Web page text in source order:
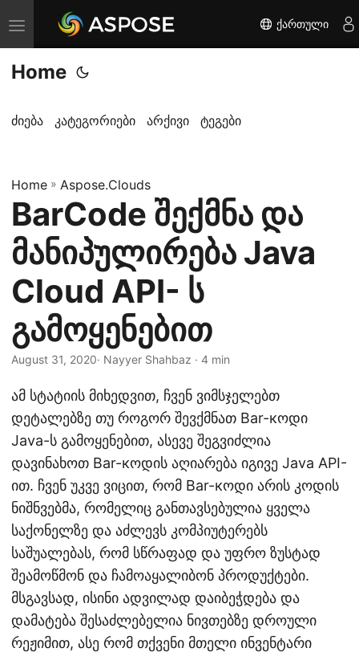
T
o
g
l
a
v
i
g
a
t
i
o
n
ქართული
Home
ძიება კატეგორიები არქივი ტეგები
Home » Aspose.Clouds
BarCode შექმნა და
მანიპულირება Java
Cloud API- ს
გამოყენებით
August 31, 2020· Nayyer Shahbaz · 4 min
ამ სტატიის მიხედვით, ჩვენ ვიმსჯელებთ
დეტალებზე თუ როგორ შევქმნათ Bar-кოდი
Java-ს გამოყენებით, ასევე შეგვიძლია
დავინახოთ Bar-кოდის აღიარება იგივე Java API-
ით. ჩვენ უკვე ვიცით, რომ Bar-кოდი არის კოდის
ნიშნვებმა, რომელიც განთავსებულია ყველა
საქონელზე და აძლევს კომპიუტერებს
საშუალებას, რომ სწრაფად და უფრო ზუსტად
შეამოწმონ და ჩამოაყალიბონ პროდუქტები.
მსგავსად, ისინი ადვილად დაიბეჭდება და
დამატება შესაძლებელია ნივთებზე დროული
რეჟიმით, ასე რომ თქვენი მთელი ინვენტარი